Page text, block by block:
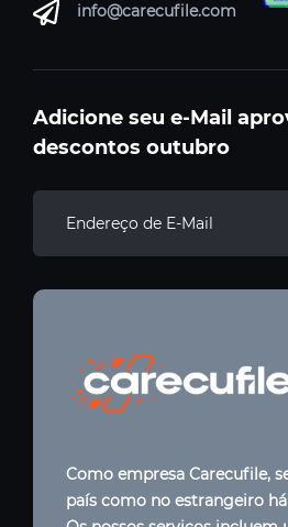
info@carecufile.com
Adicione seu e-Mail
descontos outubro
Como empresa Carecufile,
país como no estrangeiro há